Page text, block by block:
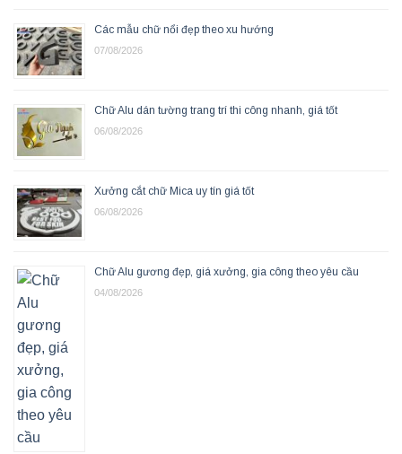
Các mẫu chữ nổi đẹp theo xu hướng
07/08/2026
Chữ Alu dán tường trang trí thi công nhanh, giá tốt
06/08/2026
Xưởng cắt chữ Mica uy tín giá tốt
06/08/2026
Chữ Alu gương đẹp, giá xưởng, gia công theo yêu cầu
04/08/2026